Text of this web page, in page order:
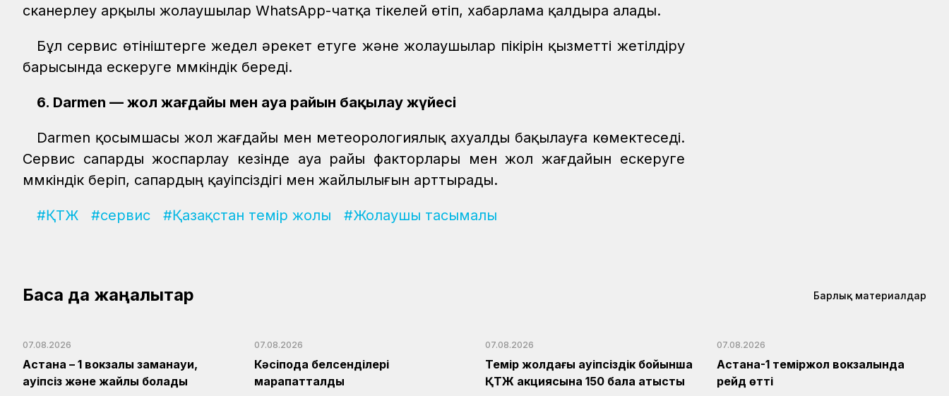
сканерлеу арқылы жолаушылар WhatsApp-чатқа тікелей өтіп, хабарлама қалдыра алады.
Бұл сервис өтініштерге жедел әрекет етуге және жолаушылар пікірін қызметті жетілдіру
барысында ескеруге мүмкіндік береді.
6. Darmen — жол жағдайы мен ауа райын бақылау жүйесі
Darmen қосымшасы жол жағдайы мен метеорологиялық ахуалды бақылауға көмектеседі.
Сервис сапарды жоспарлау кезінде ауа райы факторлары мен жол жағдайын ескеруге
мүмкіндік беріп, сапардың қауіпсіздігі мен жайлылығын арттырады.
#ҚТЖ #сервис #Қазақстан темір жолы #Жолаушы тасымалы
Басқа да жаңалықтар Барлық материалдар
07.08.2026
Астана – 1 вокзалы заманауи,
қауіпсіз және жайлы болады
07.08.2026
Кәсіподақ белсенділері
марапатталды
07.08.2026
Темір жолдағы қауіпсіздік бойынша
ҚТЖ акциясына 150 бала қатысты
07.08.2026
Астана-1 теміржол вокзалында
рейд өтті